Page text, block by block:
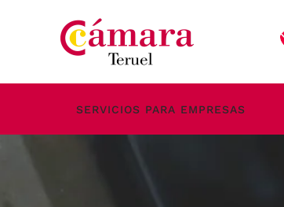
Skip to main content
SERVICIOS PARA EMPRESAS